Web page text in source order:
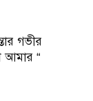
গভীর
আমার “